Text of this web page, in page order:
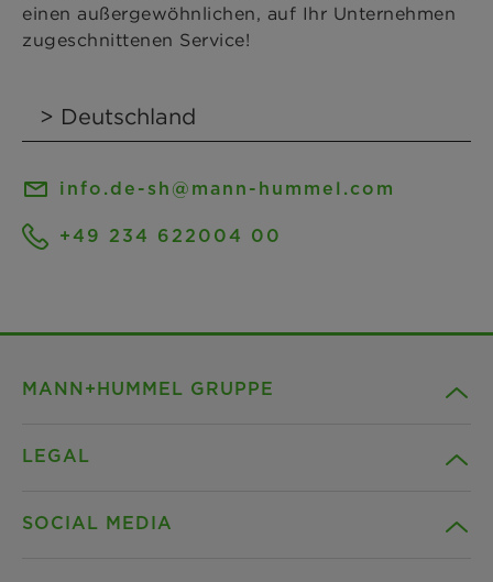
einen außergewöhnlichen, auf Ihr Unternehmen
zugeschnittenen Service!
info.de-sh@mann-hummel.com
+49 234 622004 00
MANN+HUMMEL GRUPPE
LEGAL
SOCIAL MEDIA